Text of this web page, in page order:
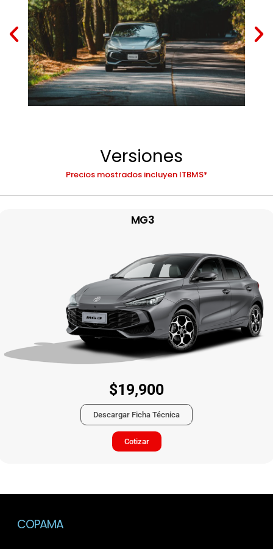
Versiones
Precios mostrados incluyen ITBMS*
MG3
$19,900
Descargar Ficha Técnica
Cotizar
COPAMA